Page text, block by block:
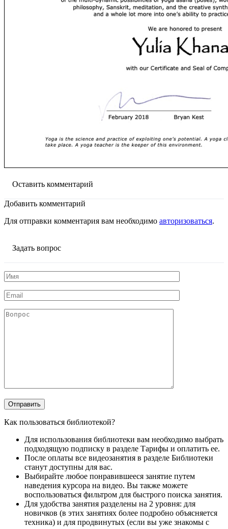
Оставить комментарий
Добавить комментарий
Для отправки комментария вам необходимо авторизоваться.
Задать вопрос
Как пользоваться библиотекой?
Для использования библиотеки вам необходимо выбрать
подходящую подписку в разделе Тарифы и оплатить ее.
После оплаты все видеозанятия в разделе Библиотеки
станут доступны для вас.
Выбирайте любое понравившееся занятие путем
наведения курсора на видео. Вы также можете
воспользоваться фильтром для быстрого поиска занятия.
Для удобства занятия разделены на 2 уровня: для
новичков (в этих занятиях более подробно объясняется
техника) и для продвинутых (если вы уже знакомы с